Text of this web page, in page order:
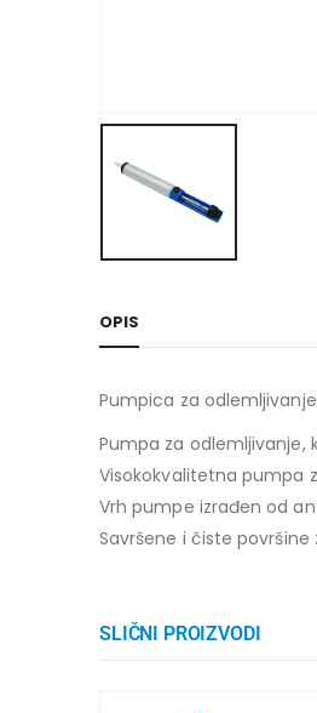
OPIS
Pumpica za
Pumpa za
Visokokvalitetna pumpa
Vrh pumpe izrađen od
Savršene i čiste
SLIČNI PROIZVODI